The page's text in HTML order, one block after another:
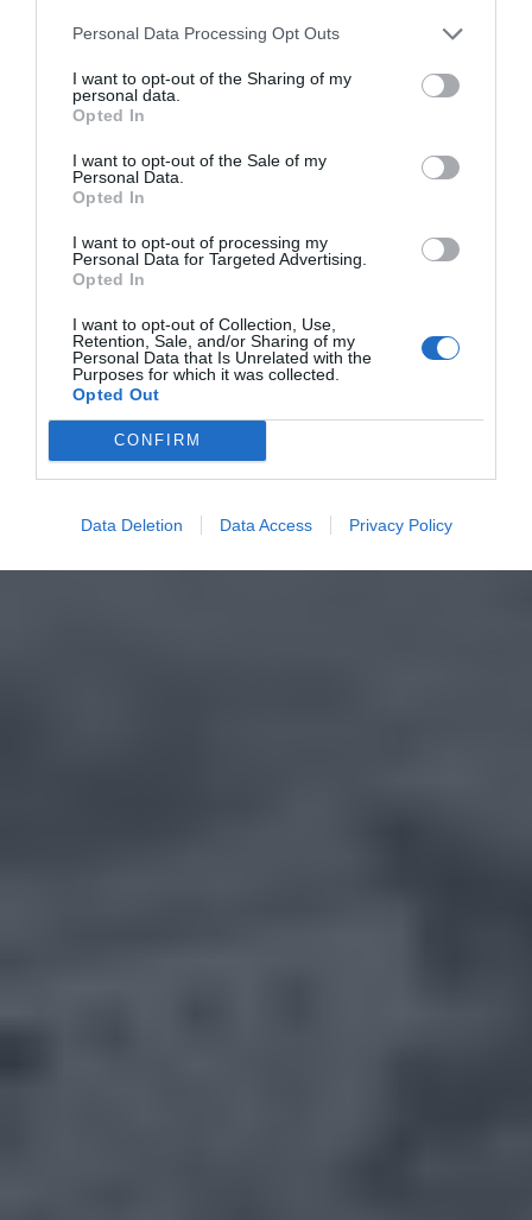
Personal Data Processing Opt Outs
I want to opt-out of the Sharing of my
personal data.
Opted In
I want to opt-out of the Sale of my
Personal Data.
Opted In
I want to opt-out of processing my
Personal Data for Targeted Advertising.
Opted In
I want to opt-out of Collection, Use,
Retention, Sale, and/or Sharing of my
Personal Data that Is Unrelated with the
Purposes for which it was collected.
Opted Out
CONFIRM
Data Deletion Data Access Privacy Policy